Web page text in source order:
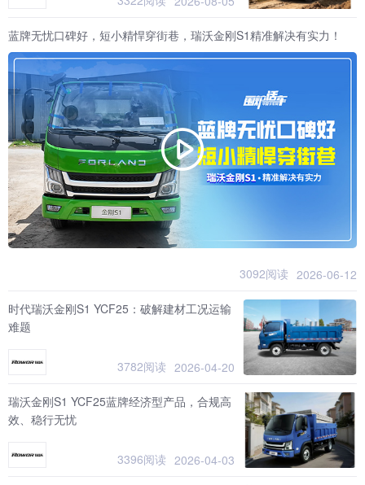
蓝牌无忧口碑好，短小精悍穿街巷，瑞沃金刚S1精准解决有实力！
3092阅读 2026-06-12
时代瑞沃金刚S1 YCF25：破解建材工况运输
难题
3782阅读 2026-04-20
瑞沃金刚S1 YCF25蓝牌经济型产品，合规高
效、稳行无忧
3396阅读 2026-04-03